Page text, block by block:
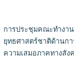
การประชุมคณะทำงา
ยุทธศาสตร์ชาติด้านก
ความเสมอภาคทางสัง